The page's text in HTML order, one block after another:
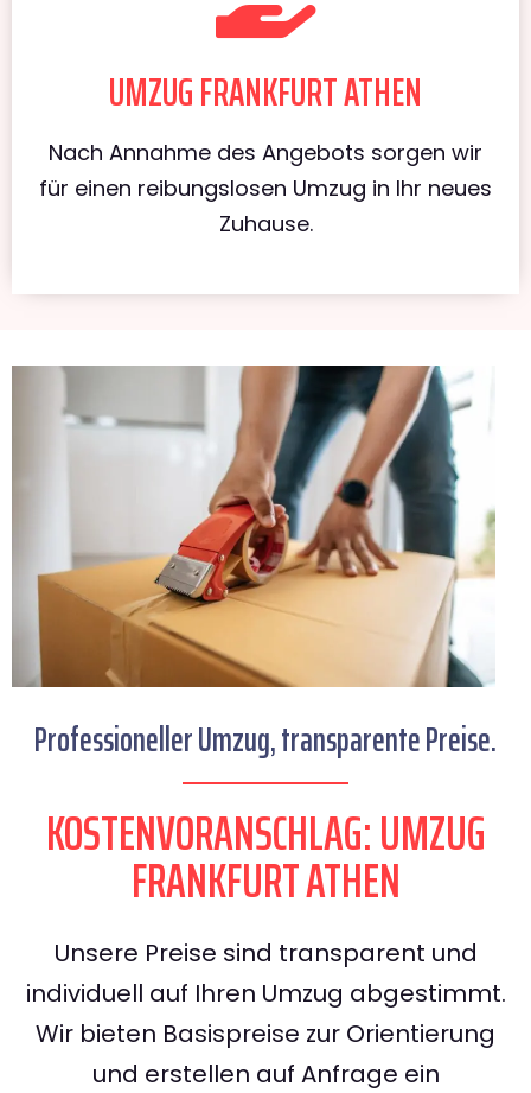
UMZUG FRANKFURT ATHEN
Nach Annahme des Angebots sorgen wir
für einen reibungslosen Umzug in Ihr neues
Zuhause.
Professioneller Umzug, transparente Preise.
KOSTENVORANSCHLAG: UMZUG
FRANKFURT ATHEN
Unsere Preise sind transparent und
individuell auf Ihren Umzug abgestimmt.
Wir bieten Basispreise zur Orientierung
und erstellen auf Anfrage ein